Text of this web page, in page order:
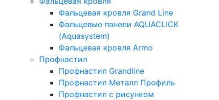
Фальцевая кровля Grand Line
Фальцевые панели AQUACLICK
(Aquasystem)
Фальцевая кровля Armo
Профнастил
Профнастил Grandline
Профнастил Металл Профиль
Профнастил с рисунком